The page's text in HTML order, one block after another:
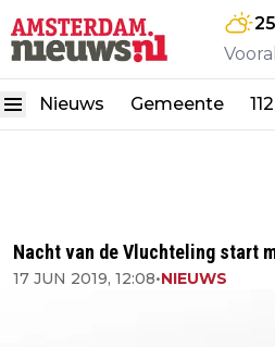
25
Nieuws Gemeente 112
Nacht van de Vluchteling start
17 JUN 2019, 12:08•NIEUWS